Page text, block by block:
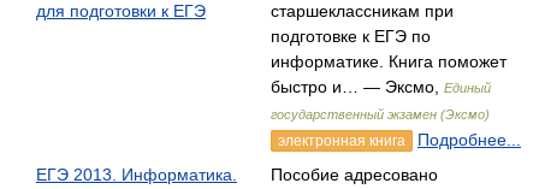
для подготовки к ЕГЭ
старшеклассникам при
подготовке к ЕГЭ по
информатике. Книга поможет
быстро и… — Эксмо,
Единый
государственный экзамен (Эксмо)
электронная книга
Подробнее...
ЕГЭ 2013. Информатика.
Пособие адресовано